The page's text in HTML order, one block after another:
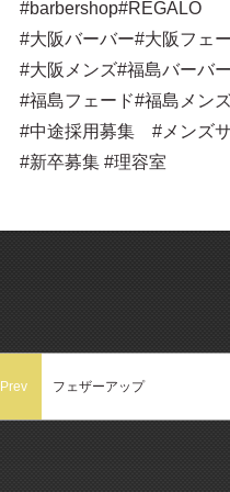
#barbershop#REGALO
#大阪バーバー#大阪フェ
#大阪メンズ#福島バーバー
#福島フェード#福島メン
#中途採用募集 #メンズ
#新卒募集 #理容室
Prev フェザーアップ